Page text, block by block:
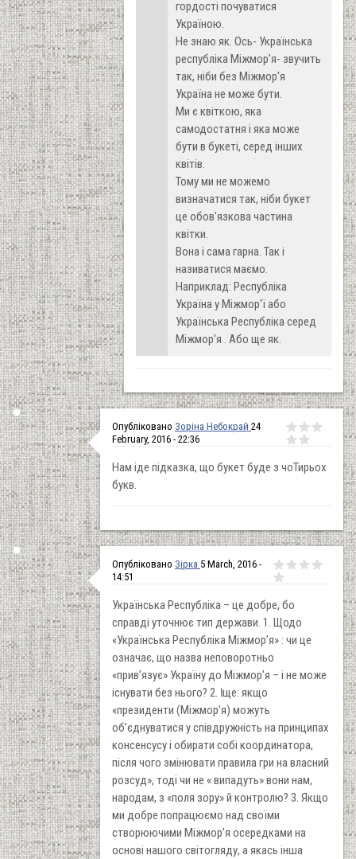
гордості почуватися
Україною.
Не знаю як. Ось- Українська
республіка Міжмор'я- звучить
так, ніби без Міжмор'я
Україна не може бути.
Ми є квіткою, яка
самодостатня і яка може
бути в букеті, серед інших
квітів.
Тому ми не можемо
визначатися так, ніби букет
це обов'язкова частина
квітки.
Вона і сама гарна. Так і
називатися маємо.
Наприклад: Республіка
Україна у Міжмор'ї або
Українська Республіка серед
Міжмор'я . Або ще як.
Опубліковано Зоріна Небокрай 24
February, 2016 - 22:36
Нам іде підказка, що букет буде з чоТирьох
букв.
Опубліковано Зірка 5 March, 2016 -
14:51
Українська Республіка – це добре, бо
справді уточнює тип держави. 1. Щодо
«Українська Республіка Міжмор’я» : чи це
означає, що назва неповоротньо
«прив’язує» Україну до Міжмор’я – і не може
існувати без нього? 2. Ӏ ще: якщо
«президенти (Міжмор’я) можуть
об’єднуватися у співдружність на принципах
консенсусу і обирати собі координатора,
після чого змінювати правила гри на власний
розсуд», тоді чи не « випадуть» вони нам,
народам, з «поля зору» й контролю? 3. Якщо
ми добре попрацюємо над своїми
створюючими Міжмор’я осередками на
основі нашого світогляду, а якась інша